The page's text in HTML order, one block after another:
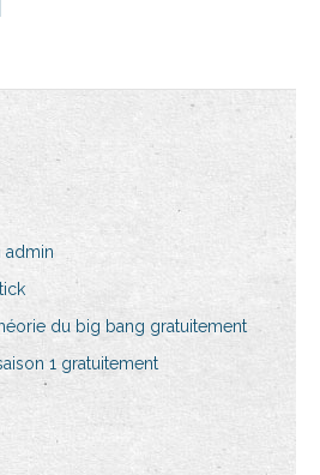
admin
du big bang gratuitement
1 gratuitement